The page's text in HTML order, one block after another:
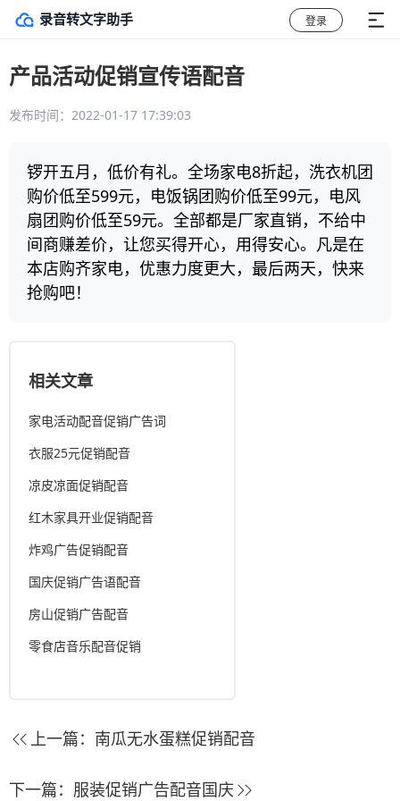
录音转文字助手 登录
产品活动促销宣传语配音
发布时间：2022-01-17 17:39:03
锣开五月，低价有礼。全场家电8折起，洗衣机团
购价低至599元，电饭锅团购价低至99元，电风
扇团购价低至59元。全部都是厂家直销，不给中
间商赚差价，让您买得开心，用得安心。凡是在
本店购齐家电，优惠力度更大，最后两天，快来
抢购吧！
相关文章
家电活动配音促销广告词
衣服25元促销配音
凉皮凉面促销配音
红木家具开业促销配音
炸鸡广告促销配音
国庆促销广告语配音
房山促销广告配音
零食店音乐配音促销
上一篇： 南瓜无水蛋糕促销配音
下一篇： 服装促销广告配音国庆